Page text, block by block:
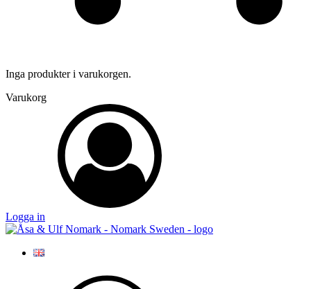
Inga produkter i varukorgen.
Varukorg
Logga in